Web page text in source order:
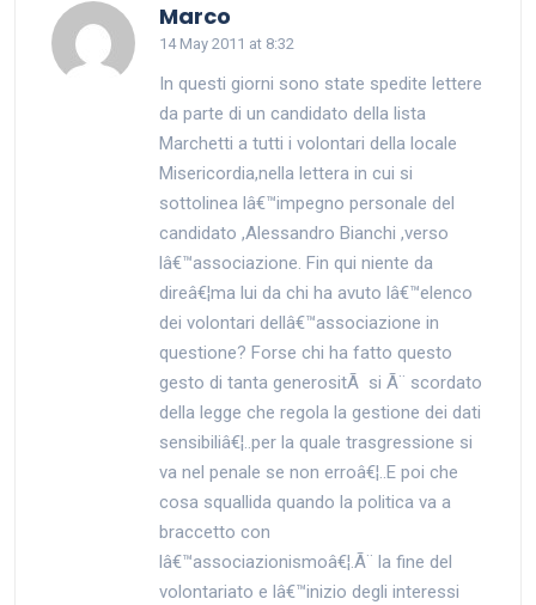
Marco
14 May 2011 at 8:32
In questi giorni sono state spedite lettere
da parte di un candidato della lista
Marchetti a tutti i volontari della locale
Misericordia,nella lettera in cui si
sottolinea lâ€™impegno personale del
candidato ,Alessandro Bianchi ,verso
lâ€™associazione. Fin qui niente da
direâ€¦ma lui da chi ha avuto lâ€™elenco
dei volontari dellâ€™associazione in
questione? Forse chi ha fatto questo
gesto di tanta generositÃ si Ã¨ scordato
della legge che regola la gestione dei dati
sensibiliâ€¦..per la quale trasgressione si
va nel penale se non erroâ€¦..E poi che
cosa squallida quando la politica va a
braccetto con
lâ€™associazionismoâ€¦.Ã¨ la fine del
volontariato e lâ€™inizio degli interessi